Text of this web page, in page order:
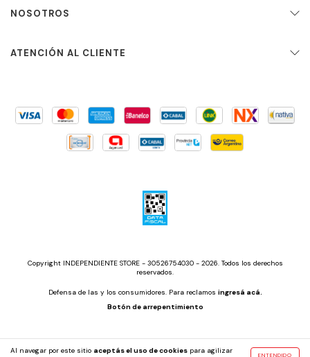
Al navegar por este sitio aceptás el uso de cookies para agilizar
ENTENDIDO
NOSOTROS
ATENCIÓN AL CLIENTE
Copyright INDEPENDIENTE STORE - 30526754030 - 2026. Todos los derechos
reservados.
Defensa de las y los consumidores. Para reclamos ingresá acá.
Botón de arrepentimiento